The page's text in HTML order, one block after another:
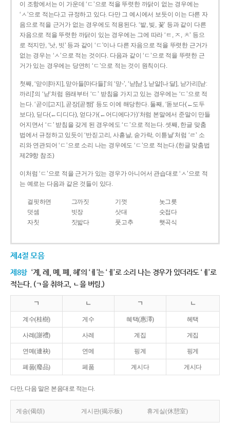
이 조항에서는 이 가운데 ‘ㄷ’으로 적을 뚜렷한 까닭이 없는 경우에는
‘ㅅ’으로 적는다고 규정하고 있다. 다만 그 예시에서 보듯이 이는 다른 자
음으로 적을 근거가 없는 경우에도 적용된다. ‘밭, 빚, 꽃’ 등과 같이 다른
자음으로 적을 뚜렷한 까닭이 있는 경우에는 그에 따라 ‘ㅌ, ㅈ, ㅊ’ 등으
로 적지만, ‘낫, 빗’ 등과 같이 ‘ㄷ’이나 다른 자음으로 적을 뚜렷한 근거가
없는 경우는 ‘ㅅ’으로 적는 것이다. 다음과 같이 ‘ㄷ’으로 적을 뚜렷한 근
거가 있는 경우에는 당연히 ‘ㄷ’으로 적는 것이 원칙이다.
첫째, ‘맏이[마지], 맏아들[마다들]’의 ‘맏-’, ‘낟[낟ː], 낟알[나ː달], 낟가리[낟ː
까리]’의 ‘낟’처럼 원래부터 ‘ㄷ’ 받침을 가지고 있는 경우에는 ‘ㄷ’으로 적
는다. ‘곧이[고지], 곧장[곧짱]’ 등도 이에 해당한다. 둘째, ‘돋보다(←도두
보다), 딛다(←디디다), 얻다가(←어디에다가)’처럼 본말에서 준말이 만들
어지면서 ‘ㄷ’ 받침을 갖게 된 경우에도 ‘ㄷ’으로 적는다. 셋째, 한글 맞춤
법에서 규정하고 있듯이 ‘반짇고리, 사흗날, 숟가락, 이튿날’처럼 ‘ㄹ’ 소
리와 연관되어 ‘ㄷ’으로 소리 나는 경우에도 ‘ㄷ’으로 적는다.(한글 맞춤법
제29항 참조)
이처럼 ‘ㄷ’으로 적을 근거가 있는 경우가 아니어서 관습대로 ‘ㅅ’으로 적
는 예로는 다음과 같은 것들이 있다.
걸핏하면 그까짓 기껏
놋그릇
덧셈
빗장 삿대
숫접다
자칫
짓밟다 풋고추 햇곡식
제4절 모음
제8항 ‘계, 례, 몌, 폐, 혜’의 ‘ㅖ’는 ‘ㅔ’로 소리 나는 경우가 있더라도 ‘ㅖ’로
적는다. (ㄱ을 취하고, ㄴ을 버림.)
ㄱ ㄴ ㄱ ㄴ
계수(桂樹) 게수 혜택(惠澤) 헤택
사례(謝禮) 사레 계집 게집
연몌(連袂) 연메 핑계 핑게
폐품(廢品) 페품 계시다 게시다
다만, 다음 말은 본음대로 적는다.
게송(偈頌) 게시판(揭示板) 휴게실(休憩室)